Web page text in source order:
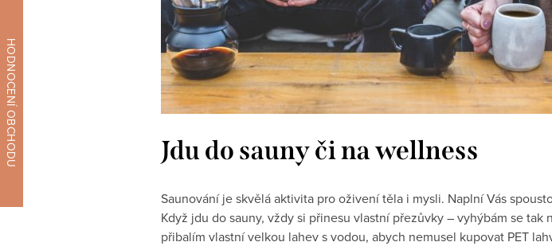
Jdu do sauny či na wellness
Saunování je skvělá aktivita pro oživení těla i mysli. Naplní Vás
Když jdu do sauny, vždy si přinesu vlastní přezůvky – vyhýbám se
přibalím vlastní velkou lahev s vodou, abych nemusel kupovat PET